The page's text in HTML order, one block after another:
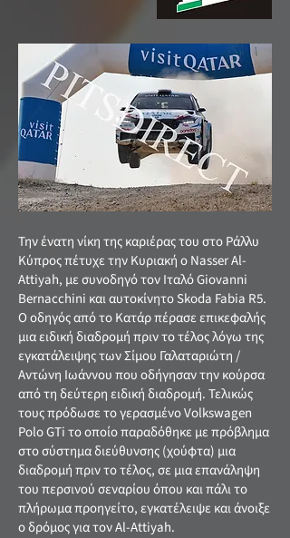
Την ένατη νίκη της καριέρας του στο Ράλλυ
Κύπρος πέτυχε την Κυριακή ο Nasser Al-
Attiyah, με συνοδηγό τον Ιταλό Giovanni
Bernacchini και αυτοκίνητο Skoda Fabia R5.
Ο οδηγός από το Κατάρ πέρασε επικεφαλής
μια ειδική διαδρομή πριν το τέλος λόγω της
εγκατάλειψης των Σίμου Γαλαταριώτη /
Αντώνη Ιωάννου που οδήγησαν την κούρσα
από τη δεύτερη ειδική διαδρομή. Τελικώς
τους πρόδωσε το γερασμένο Volkswagen
Polo GTi το οποίο παραδόθηκε με πρόβλημα
στο σύστημα διεύθυνσης (χούφτα) μια
διαδρομή πριν το τέλος, σε μια επανάληψη
του περσινού σεναρίου όπου και πάλι το
πλήρωμα προηγείτο, εγκατέλειψε και άνοιξε
ο δρόμος για τον Al-Attiyah.